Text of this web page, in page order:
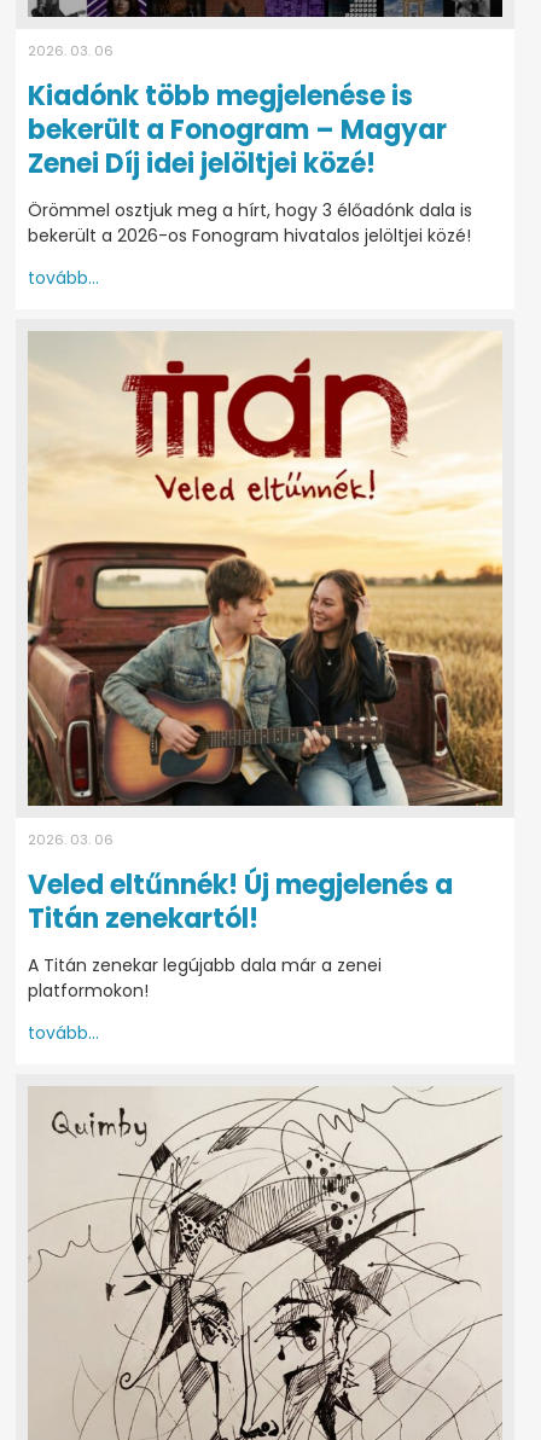
2026. 03. 06
Kiadónk több megjelenése is
bekerült a Fonogram – Magyar
Zenei Díj idei jelöltjei közé!
Örömmel osztjuk meg a hírt, hogy 3 élőadónk dala is
bekerült a 2026-os Fonogram hivatalos jelöltjei közé!
tovább...
2026. 03. 06
Veled eltűnnék! Új megjelenés a
Titán zenekartól!
A Titán zenekar legújabb dala már a zenei
platformokon!
tovább...